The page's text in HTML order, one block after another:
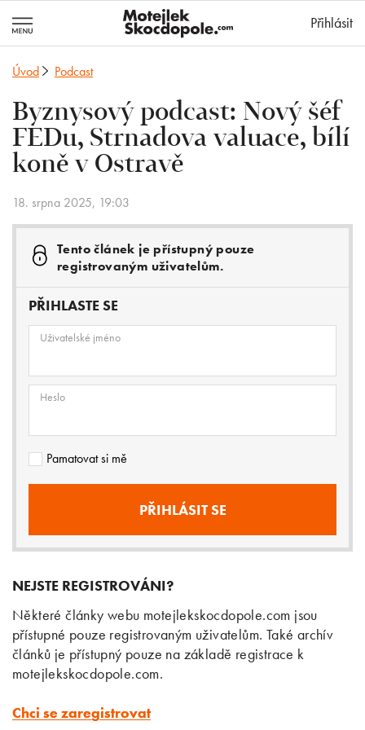
Přihlásit
Úvod Podcast
Byznysový podcast: Nový šéf
FEDu, Strnadova valuace, bílí
koně v Ostravě
18. srpna 2025, 19:03
Tento článek je přístupný pouze
registrovaným uživatelům.
PŘIHLASTE SE
Uživatelské jméno
Heslo
Pamatovat si mě
NEJSTE REGISTROVÁNI?
Některé články webu motejlekskocdopole.com jsou
přístupné pouze registrovaným uživatelům. Také archív
článků je přístupný pouze na základě registrace k
motejlekskocdopole.com.
Chci se zaregistrovat